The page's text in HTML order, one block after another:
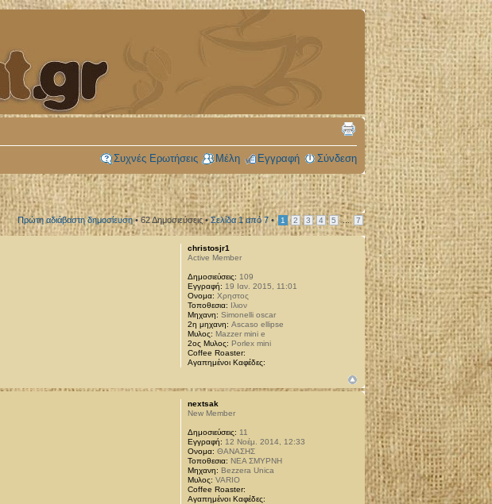
Συχνές Ερωτήσεις Μέλη Εγγραφή Σύνδεση
Πρώτη αδιάβαστη δημοσίευση• 62 Δημοσιεύσεις •Σελίδα1από7 • 1 2 3 4 5 ... 7
christosjr1
Active Member
Δημοσιεύσεις: 109
Εγγραφή: 19 Ιαν. 2015, 11:01
Ονομα: Χρηστος
Τοποθεσια: Ιλιον
Μηχανη: Simonelli oscar
2η μηχανη: Ascaso ellipse
Μυλος: Mazzer mini e
2ος Μυλος: Porlex mini
Coffee Roaster:
Αγαπημένοι Καφέδες:
nextsak
New Member
Δημοσιεύσεις: 11
Εγγραφή: 12 Νοέμ. 2014, 12:33
Ονομα: ΘΑΝΑΣΗΣ
Τοποθεσια: ΝΕΑ ΣΜΥΡΝΗ
Μηχανη: Bezzera Unica
Μυλος: VARIO
Coffee Roaster:
Αγαπημένοι Καφέδες: